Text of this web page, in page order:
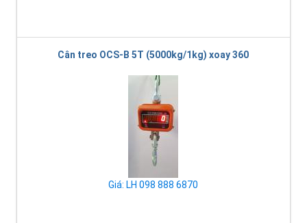
Cân treo OCS-B 5T (5000kg/1kg) xoay 360
Giá: LH 098 888 6870